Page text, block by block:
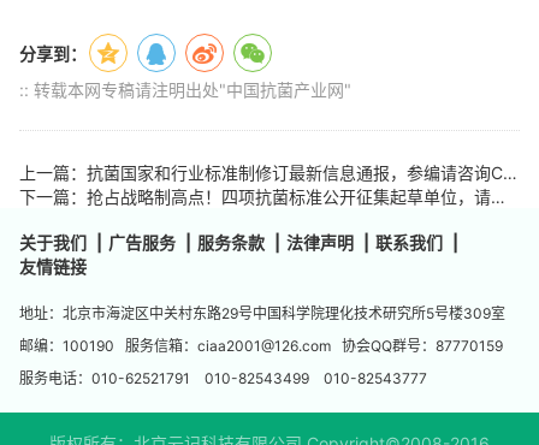
分享到：
:: 转载本网专稿请注明出处"中国抗菌产业网"
上一篇：抗菌国家和行业标准制修订最新信息通报，参编请咨询CIAA
下一篇：抢占战略制高点​！四项抗菌标准公开征集起草单位，请即刻报名
关于我们 广告服务 服务条款 法律声明 联系我们
友情链接
地址：北京市海淀区中关村东路29号中国科学院理化技术研究所5号楼309室
邮编：100190 服务信箱：ciaa2001@126.com 协会QQ群号：87770159
服务电话：010-62521791 010-82543499 010-82543777